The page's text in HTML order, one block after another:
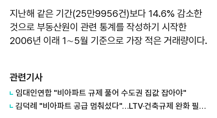
지난해 같은 기간(25만9956건)보다 14.6% 감소한
것으로 부동산원이 관련 통계를 작성하기 시작한
2006년 이래 1∼5월 기준으로 가장 적은 거래량이다.
관련기사
임대인연합 "비아파트 규제 풀어 수도권 집값 잡아야"
김덕례 "비아파트 공급 멈춰섰다"…LTV·건축규제 완화 필요